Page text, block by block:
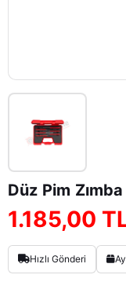
Düz Pim
1.185,00
Hızlı Gönderi